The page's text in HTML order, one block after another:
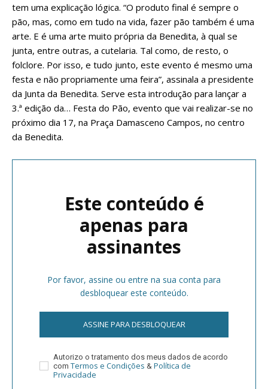
tem uma explicação lógica. “O produto final é sempre o
pão, mas, como em tudo na vida, fazer pão também é uma
arte. E é uma arte muito própria da Benedita, à qual se
junta, entre outras, a cutelaria. Tal como, de resto, o
folclore. Por isso, e tudo junto, este evento é mesmo uma
festa e não propriamente uma feira”, assinala a presidente
da Junta da Benedita. Serve esta introdução para lançar a
3.ª edição da… Festa do Pão, evento que vai realizar-se no
próximo dia 17, na Praça Damasceno Campos, no centro
da Benedita.
Este conteúdo é
apenas para
assinantes
Por favor, assine ou entre na sua conta para
desbloquear este conteúdo.
ASSINE PARA DESBLOQUEAR
Autorizo o tratamento dos meus dados de acordo
com Termos e Condições & Política de
Privacidade